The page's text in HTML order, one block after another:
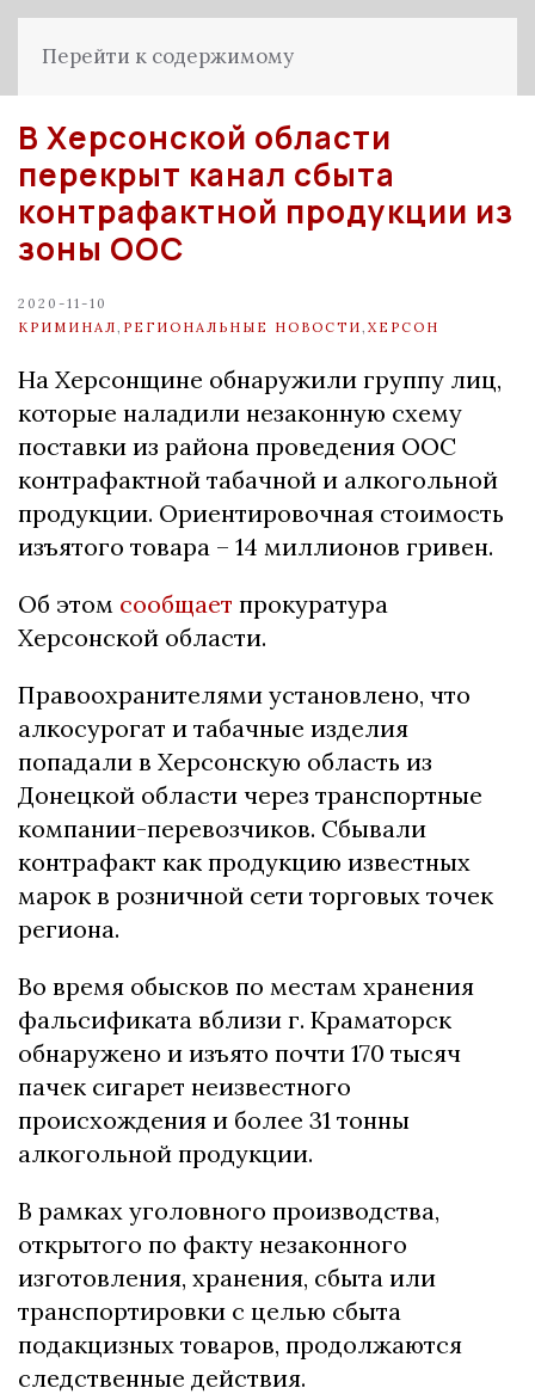
Перейти к содержимому
В Херсонской области
перекрыт канал сбыта
контрафактной продукции из
зоны ООС
2020-11-10
КРИМИНАЛ РЕГИОНАЛЬНЫЕ НОВОСТИ ХЕРСОН
На Херсонщине обнаружили группу лиц,
которые наладили незаконную схему
поставки из района проведения ООС
контрафактной табачной и алкогольной
продукции. Ориентировочная стоимость
изъятого товара – 14 миллионов гривен.
Об этом сообщает прокуратура
Херсонской области.
Правоохранителями установлено, что
алкосурогат и табачные изделия
попадали в Херсонскую область из
Донецкой области через транспортные
компании-перевозчиков. Сбывали
контрафакт как продукцию известных
марок в розничной сети торговых точек
региона.
Во время обысков по местам хранения
фальсификата вблизи г. Краматорск
обнаружено и изъято почти 170 тысяч
пачек сигарет неизвестного
происхождения и более 31 тонны
алкогольной продукции.
В рамках уголовного производства,
открытого по факту незаконного
изготовления, хранения, сбыта или
транспортировки с целью сбыта
подакцизных товаров, продолжаются
следственные действия.